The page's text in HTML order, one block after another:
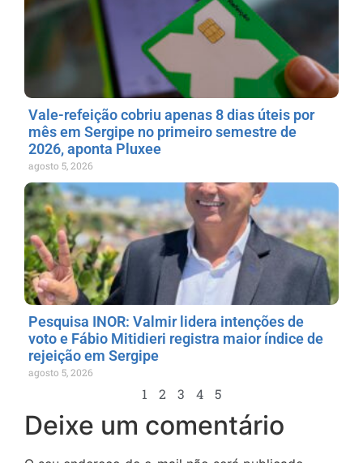
Vale-refeição cobriu apenas 8 dias úteis por
mês em Sergipe no primeiro semestre de
2026, aponta Pluxee
agosto 5, 2026
Pesquisa INOR: Valmir lidera intenções de
voto e Fábio Mitidieri registra maior índice de
rejeição em Sergipe
agosto 5, 2026
1 2 3 4 5
Deixe um comentário